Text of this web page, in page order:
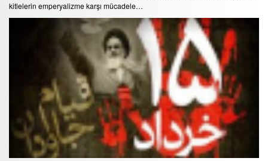
kitlelerin emperyalizme karşı mücadele…